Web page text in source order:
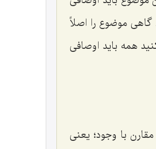
موضوع را اصلاً
همه باید اوصافى
با وجود؛ یعنى